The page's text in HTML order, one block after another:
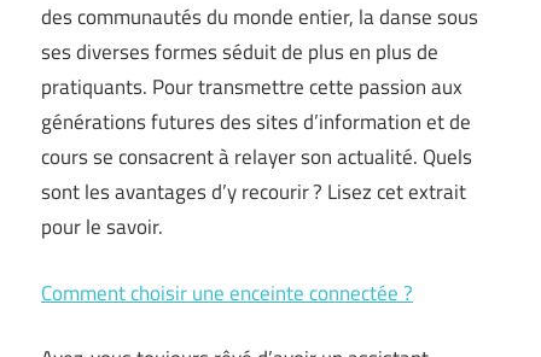
des communautés du monde entier, la danse sous
ses diverses formes séduit de plus en plus de
pratiquants. Pour transmettre cette passion aux
générations futures des sites d’information et de
cours se consacrent à relayer son actualité. Quels
sont les avantages d’y recourir ? Lisez cet extrait
pour le savoir.
Comment choisir une enceinte connectée ?